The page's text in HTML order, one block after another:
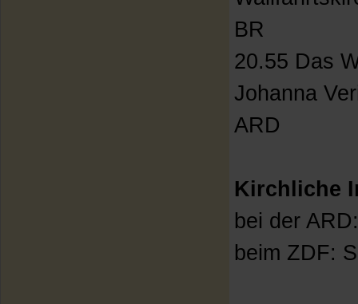
BR
20.55 Das
Johanna
ARD
Kirchliche
bei der
beim ZDF: